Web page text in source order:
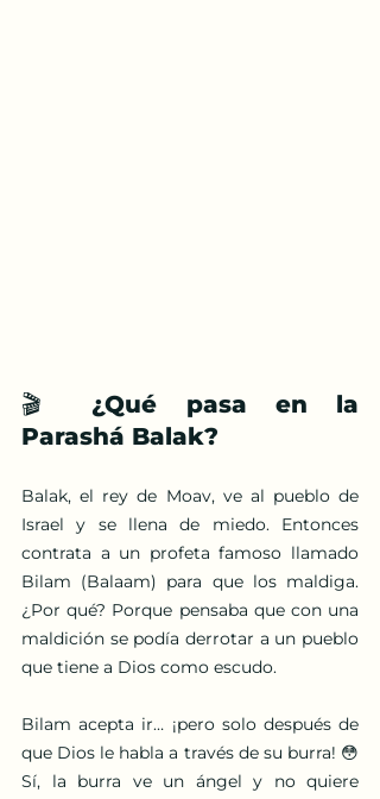
🎬 ¿Qué pasa en la
Parashá Balak?
Balak, el rey de Moav, ve al pueblo de
Israel y se llena de miedo. Entonces
contrata a un profeta famoso llamado
Bilam (Balaam) para que los maldiga.
¿Por qué? Porque pensaba que con una
maldición se podía derrotar a un pueblo
que tiene a Dios como escudo.
Bilam acepta ir… ¡pero solo después de
que Dios le habla a través de su burra! 😳
Sí, la burra ve un ángel y no quiere